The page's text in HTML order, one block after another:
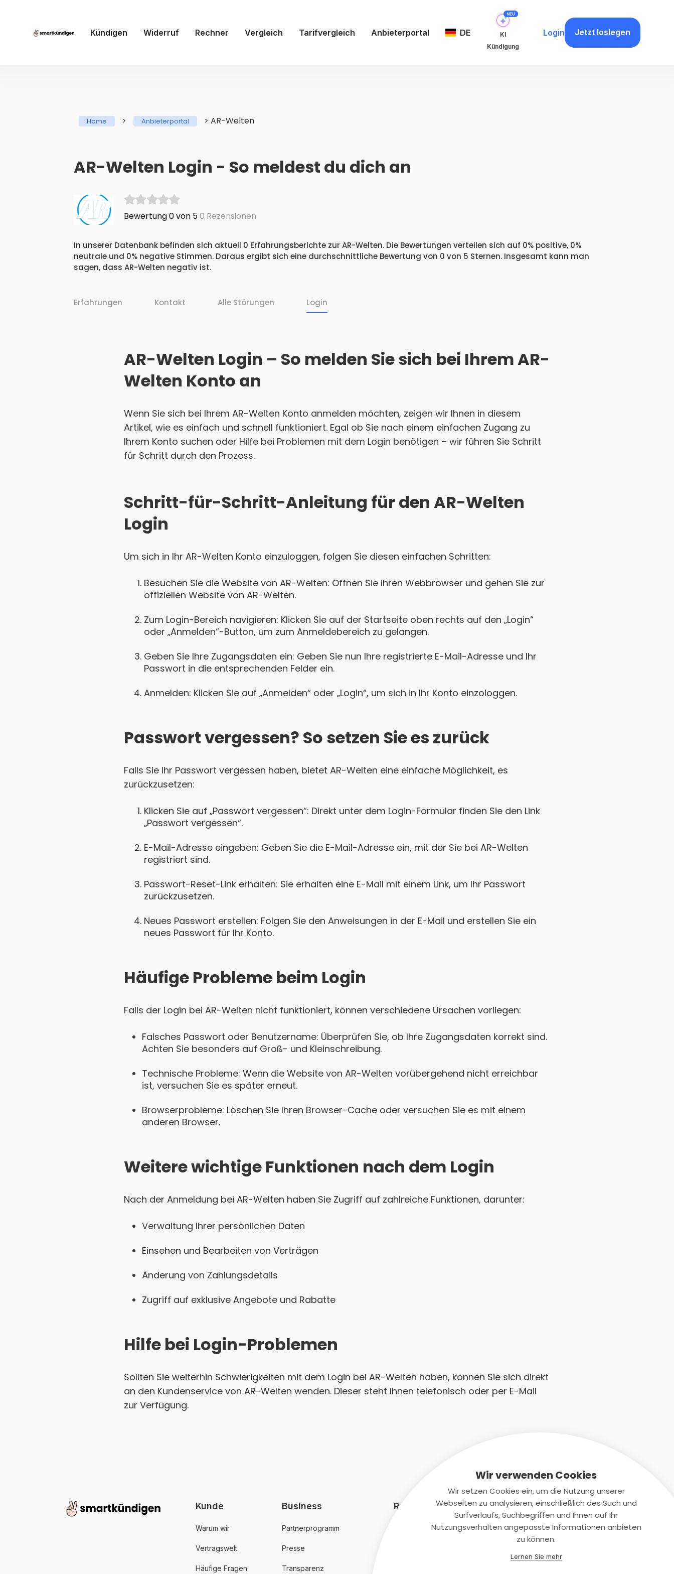
Kündigen Widerruf Rechner Vergleich Tarifvergleich Anbieterportal DE
KI
Kündigung
Login Jetzt loslegen
Home > Anbieterportal > AR-Welten
AR-Welten Login - So meldest du dich an
Bewertung 0 von 50 Rezensionen
In unserer Datenbank befinden sich aktuell 0 Erfahrungsberichte zur AR-Welten. Die Bewertungen verteilen sich auf 0% positive, 0%
neutrale und 0% negative Stimmen. Daraus ergibt sich eine durchschnittliche Bewertung von 0 von 5 Sternen. Insgesamt kann man
sagen, dass AR-Welten negativ ist.
Erfahrungen Kontakt Alle Störungen Login
AR-Welten Login – So melden Sie sich bei Ihrem AR-
Welten Konto an
Wenn Sie sich bei Ihrem AR-Welten Konto anmelden möchten, zeigen wir Ihnen in diesem
Artikel, wie es einfach und schnell funktioniert. Egal ob Sie nach einem einfachen Zugang zu
Ihrem Konto suchen oder Hilfe bei Problemen mit dem Login benötigen – wir führen Sie Schritt
für Schritt durch den Prozess.
Schritt-für-Schritt-Anleitung für den AR-Welten
Login
Um sich in Ihr AR-Welten Konto einzuloggen, folgen Sie diesen einfachen Schritten:
Besuchen Sie die Website von AR-Welten: Öffnen Sie Ihren Webbrowser und gehen Sie zur
offiziellen Website von AR-Welten.
Zum Login-Bereich navigieren: Klicken Sie auf der Startseite oben rechts auf den „Login“
oder „Anmelden“-Button, um zum Anmeldebereich zu gelangen.
Geben Sie Ihre Zugangsdaten ein: Geben Sie nun Ihre registrierte E-Mail-Adresse und Ihr
Passwort in die entsprechenden Felder ein.
Anmelden: Klicken Sie auf „Anmelden“ oder „Login“, um sich in Ihr Konto einzologgen.
Passwort vergessen? So setzen Sie es zurück
Falls Sie Ihr Passwort vergessen haben, bietet AR-Welten eine einfache Möglichkeit, es
zurückzusetzen:
Klicken Sie auf „Passwort vergessen“: Direkt unter dem Login-Formular finden Sie den Link
„Passwort vergessen“.
E-Mail-Adresse eingeben: Geben Sie die E-Mail-Adresse ein, mit der Sie bei AR-Welten
registriert sind.
Passwort-Reset-Link erhalten: Sie erhalten eine E-Mail mit einem Link, um Ihr Passwort
zurückzusetzen.
Neues Passwort erstellen: Folgen Sie den Anweisungen in der E-Mail und erstellen Sie ein
neues Passwort für Ihr Konto.
Häufige Probleme beim Login
Falls der Login bei AR-Welten nicht funktioniert, können verschiedene Ursachen vorliegen:
Falsches Passwort oder Benutzername: Überprüfen Sie, ob Ihre Zugangsdaten korrekt sind.
Achten Sie besonders auf Groß- und Kleinschreibung.
Technische Probleme: Wenn die Website von AR-Welten vorübergehend nicht erreichbar
ist, versuchen Sie es später erneut.
Browserprobleme: Löschen Sie Ihren Browser-Cache oder versuchen Sie es mit einem
anderen Browser.
Weitere wichtige Funktionen nach dem Login
Nach der Anmeldung bei AR-Welten haben Sie Zugriff auf zahlreiche Funktionen, darunter:
Verwaltung Ihrer persönlichen Daten
Einsehen und Bearbeiten von Verträgen
Änderung von Zahlungsdetails
Zugriff auf exklusive Angebote und Rabatte
Hilfe bei Login-Problemen
Sollten Sie weiterhin Schwierigkeiten mit dem Login bei AR-Welten haben, können Sie sich direkt
an den Kundenservice von AR-Welten wenden. Dieser steht Ihnen telefonisch oder per E-Mail
zur Verfügung.
Kunde
Warum wir
Vertragswelt
Häufige Fragen
Business
Partnerprogramm
Presse
Transparenz
Rechtliches Kontaktiere uns
+(49)2131/708-4280
Wir verwenden Cookies
Wir setzen Cookies ein, um die Nutzung unserer
Webseiten zu analysieren, einschließlich des Such und
Surfverlaufs, Suchbegriffen und Ihnen auf Ihr
Nutzungsverhalten angepasste Informationen anbieten
zu können.
Lernen Sie mehr